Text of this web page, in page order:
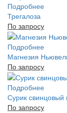
Подробнее
Трегалоза
По запросу
Подробнее
Магнезия
По запросу
Подробнее
Сурик свинцовый
По запросу